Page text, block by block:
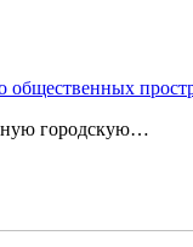
общественных
городскую…